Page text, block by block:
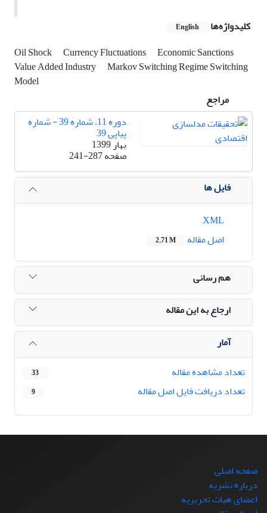
کلیدواژه‌ها
English
Oil Shock Currency Fluctuations
Economic Sanctions
Value Added Industry
Markov Switching Regime Switching
Model
مراجع
دوره 11، شماره 39 - شماره
پیاپی 39
بهار 1399
صفحه241-287
فایل ها
اصل مقاله
2.71 M
هم رسانی
ارجاع به این مقاله
آمار
تعداد مشاهده مقاله
33
تعداد دریافت فایل اصل مقاله 9
صفحه اصلی
درباره نشریه
اعضای هیات تحریریه